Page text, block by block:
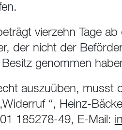
vierzehn Tage
der nicht der
genommen
auszuüben, musst
“, Heinz-
185278-49, E-Mail: